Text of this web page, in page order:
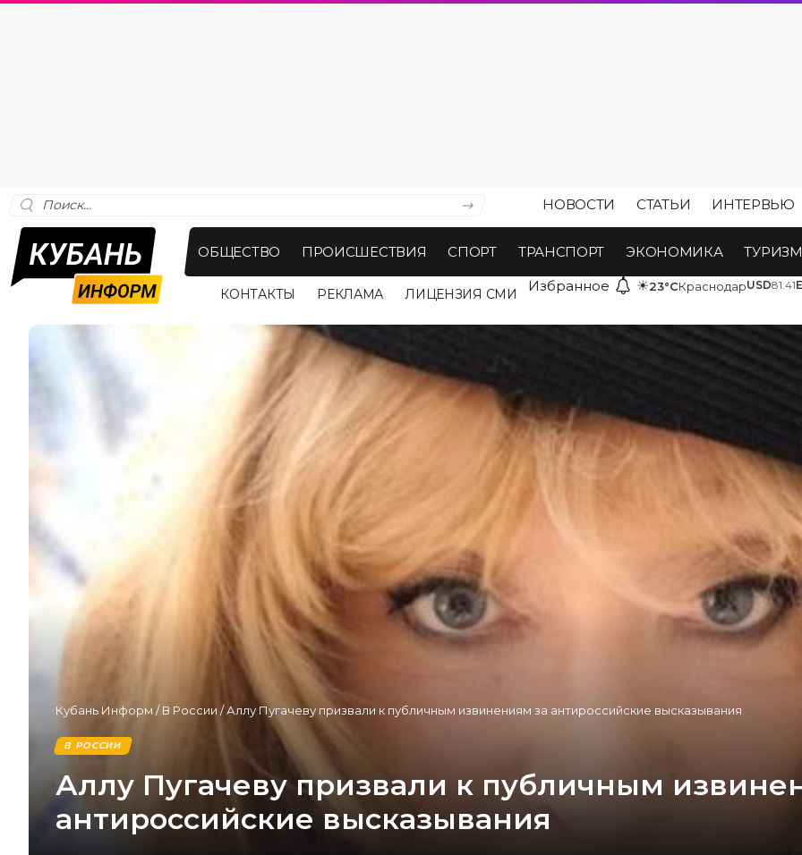
НОВОСТИ СТАТЬИ ИНТЕРВЬЮ
ОБЩЕСТВО ПРОИСШЕСТВИЯ СПОРТ ТРАНСПОРТ ЭКОНОМИКА ТУРИЗМ
КОНТАКТЫ РЕКЛАМА ЛИЦЕНЗИЯ СМИ Избранное ☀23°CКраснодарUSD81.41
Кубань Информ /В России /Аллу Пугачеву призвали к публичным извинениям за антироссийские высказывания
В РОССИИ
Аллу Пугачеву призвали к публичным
антироссийские высказывания